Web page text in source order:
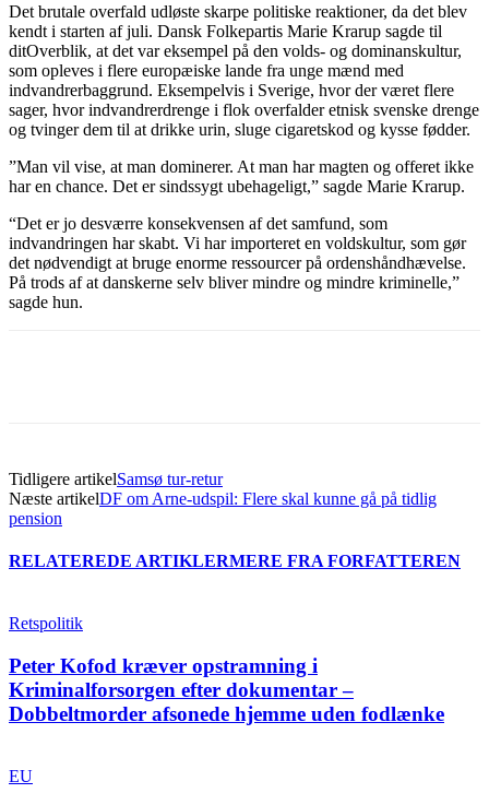
Det brutale overfald udløste skarpe politiske reaktioner, da det blev
kendt i starten af juli. Dansk Folkepartis Marie Krarup sagde til
ditOverblik, at det var eksempel på den volds- og dominanskultur,
som opleves i flere europæiske lande fra unge mænd med
indvandrerbaggrund. Eksempelvis i Sverige, hvor der været flere
sager, hvor indvandrerdrenge i flok overfalder etnisk svenske drenge
og tvinger dem til at drikke urin, sluge cigaretskod og kysse fødder.
”Man vil vise, at man dominerer. At man har magten og offeret ikke
har en chance. Det er sindssygt ubehageligt,” sagde Marie Krarup.
“Det er jo desværre konsekvensen af det samfund, som
indvandringen har skabt. Vi har importeret en voldskultur, som gør
det nødvendigt at bruge enorme ressourcer på ordenshåndhævelse.
På trods af at danskerne selv bliver mindre og mindre kriminelle,”
sagde hun.
Tidligere artikelSamsø tur-retur
Næste artikelDF om Arne-udspil: Flere skal kunne gå på tidlig
pension
RELATEREDE ARTIKLERMERE FRA FORFATTEREN
Retspolitik
Peter Kofod kræver opstramning i
Kriminalforsorgen efter dokumentar –
Dobbeltmorder afsonede hjemme uden fodlænke
EU